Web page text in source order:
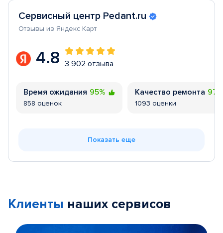
Сервисный центр Pedant.ru
Отзывы из Яндекс Карт
4.8 3 902 отзыва
Время ожидания 95%
858 оценок
Качество ремонта
1093 оценки
Показать еще
Клиенты наших сервисов